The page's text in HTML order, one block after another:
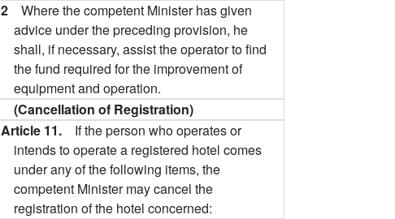
2 Where the competent Minister has given
advice under the preceding provision, he
shall, if necessary, assist the operator to find
the fund required for the improvement of
equipment and operation.
(Cancellation of Registration)
Article 11. If the person who operates or
intends to operate a registered hotel comes
under any of the following items, the
competent Minister may cancel the
registration of the hotel concerned: